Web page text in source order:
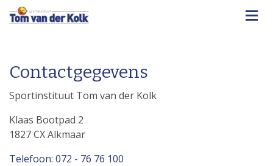
Contactgegevens
Sportinstituut Tom van der Kolk
Klaas Bootpad 2
1827 CX Alkmaar
Telefoon: 072 - 76 76 100